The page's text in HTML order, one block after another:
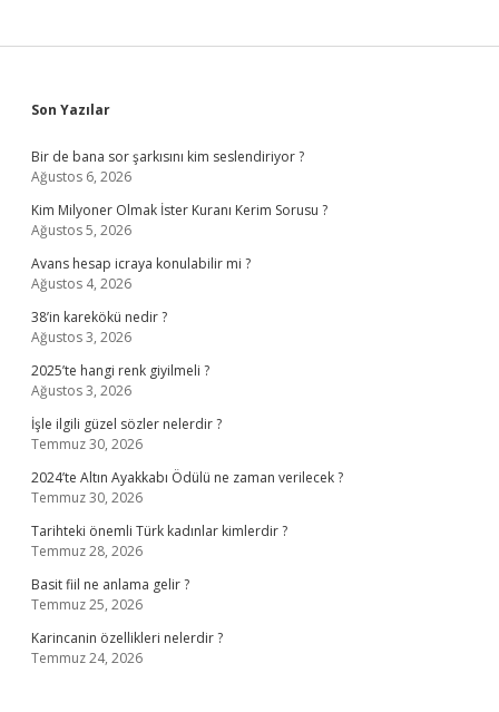
Sidebar
Son Yazılar
Bir de bana sor şarkısını kim seslendiriyor ?
Ağustos 6, 2026
Kim Milyoner Olmak İster Kuranı Kerim Sorusu ?
Ağustos 5, 2026
Avans hesap icraya konulabilir mi ?
Ağustos 4, 2026
38’in karekökü nedir ?
Ağustos 3, 2026
2025’te hangi renk giyilmeli ?
Ağustos 3, 2026
İşle ilgili güzel sözler nelerdir ?
Temmuz 30, 2026
2024’te Altın Ayakkabı Ödülü ne zaman verilecek ?
Temmuz 30, 2026
Tarihteki önemli Türk kadınlar kimlerdir ?
Temmuz 28, 2026
Basit fiil ne anlama gelir ?
Temmuz 25, 2026
Karincanin özellikleri nelerdir ?
Temmuz 24, 2026